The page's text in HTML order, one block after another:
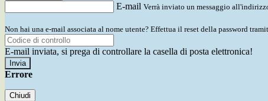
E-mail Verrà inviato un messaggio
Non hai una e-mail associata al nome utente? Effettua il reset della password
E-mail inviata, si prega di controllare la casella di posta elettronica!
Errore
Chiudi